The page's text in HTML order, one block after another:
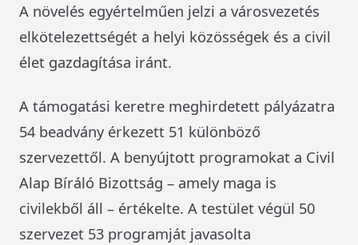
A növelés egyértelműen jelzi a városvezetés
elkötelezettségét a helyi közösségek és a civil
élet gazdagítása iránt.
A támogatási keretre meghirdetett pályázatra
54 beadvány érkezett 51 különböző
szervezettől. A benyújtott programokat a Civil
Alap Bíráló Bizottság – amely maga is
civilekből áll – értékelte. A testület végül 50
szervezet 53 programját javasolta